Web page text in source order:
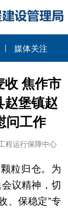
媒体关注
焦作市
堡镇赵
问工作
程运行保障中心
粒归仓。为
议精神，切
、保稳定”专